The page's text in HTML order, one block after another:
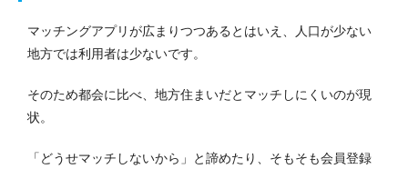
マッチングアプリが広まりつつあるとはいえ、人口が少ない
地方では利用者は少ないです。
そのため都会に比べ、地方住まいだとマッチしにくいのが現
状。
「どうせマッチしないから」と諦めたり、そもそも会員登録